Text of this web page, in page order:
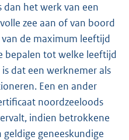
het werk van een
zee aan of van boord
de maximum leeftijd
bepalen tot welke leeftijd
dat een werknemer als
Een en ander
noordzeeloods
indien betrokkene
geneeskundige